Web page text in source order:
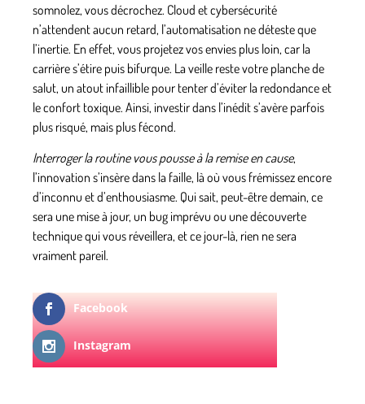
somnolez, vous décrochez. Cloud et cybersécurité
n’attendent aucun retard, l’automatisation ne déteste que
l’inertie. En effet, vous projetez vos envies plus loin, car la
carrière s’étire puis bifurque. La veille reste votre planche de
salut, un atout infaillible pour tenter d’éviter la redondance et
le confort toxique. Ainsi, investir dans l’inédit s’avère parfois
plus risqué, mais plus fécond.
Interroger la routine vous pousse à la remise en cause,
l’innovation s’insère dans la faille, là où vous frémissez encore
d’inconnu et d’enthousiasme. Qui sait, peut-être demain, ce
sera une mise à jour, un bug imprévu ou une découverte
technique qui vous réveillera, et ce jour-là, rien ne sera
vraiment pareil.
Facebook
Instagram